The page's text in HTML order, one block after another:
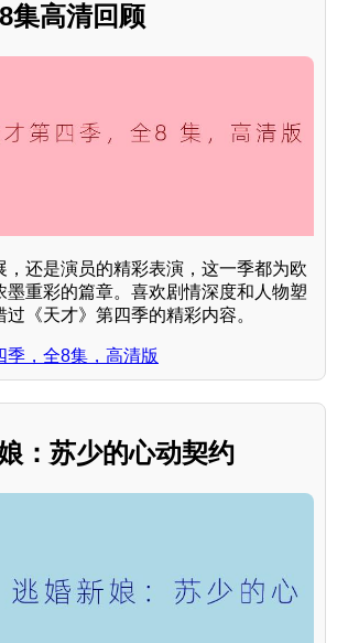
集高清回顾
，还是演员的精彩表演，这一季都为欧
墨重彩的篇章。喜欢剧情深度和人物塑
《天才》第四季的精彩内容。
季，全8集，高清版
：苏少的心动契约